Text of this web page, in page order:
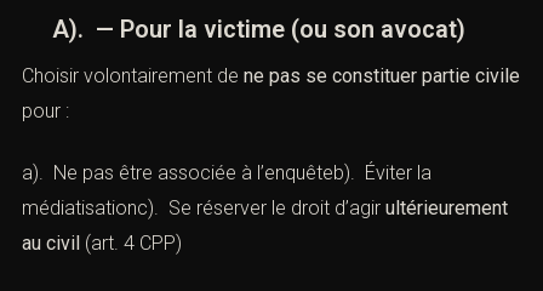
A). — Pour la victime (ou son avocat)
Choisir volontairement de ne pas se constituer partie civile
pour :
a). Ne pas être associée à l’enquêteb). Éviter la
médiatisationc). Se réserver le droit d’agir ultérieurement
au civil (art. 4 CPP)